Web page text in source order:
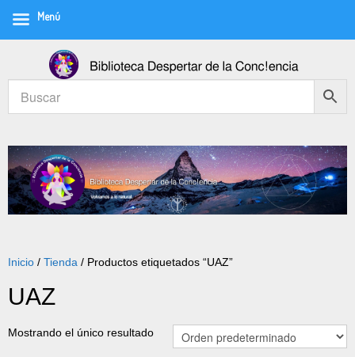
Inicio / Tienda / Productos etiquetados “UAZ”
UAZ
Mostrando el único resultado
Menú